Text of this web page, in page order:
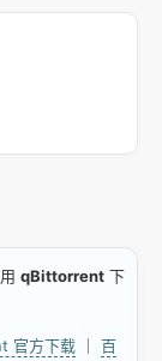
qBittorrent 下
官方下载 ｜ 百